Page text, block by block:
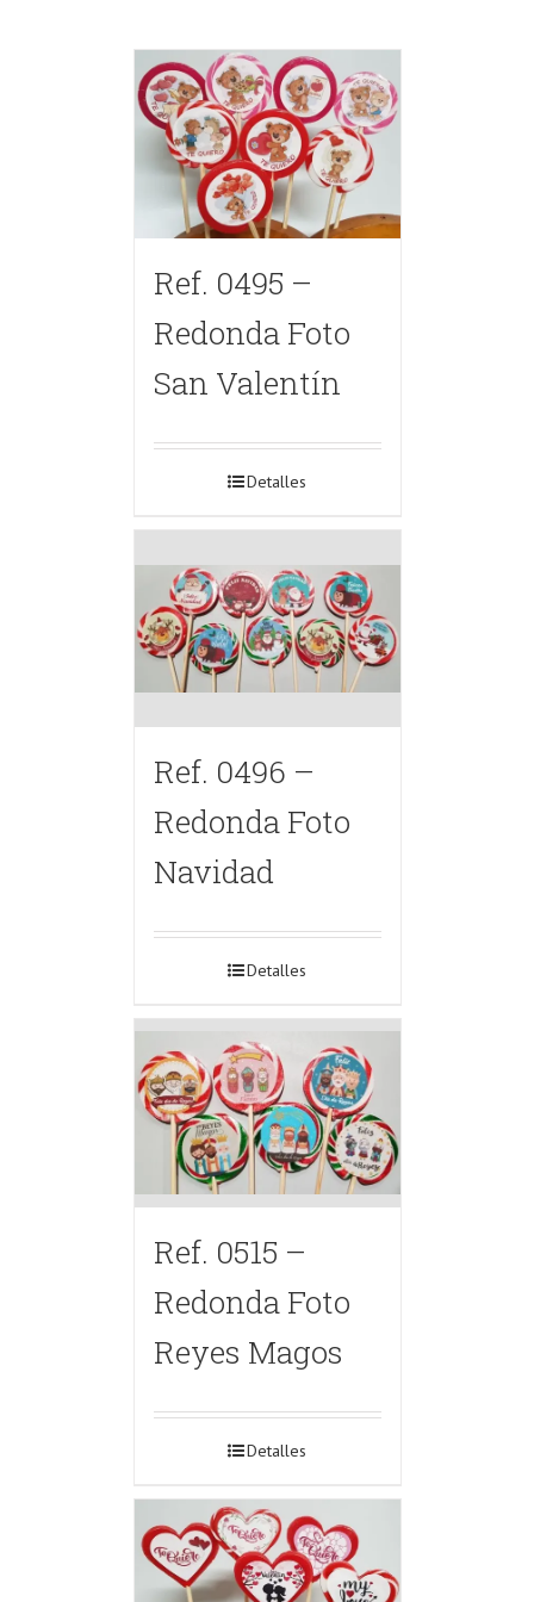
Ref. 0495 –
Redonda Foto
San Valentín
Detalles
Ref. 0496 –
Redonda Foto
Navidad
Detalles
Ref. 0515 –
Redonda Foto
Reyes Magos
Detalles